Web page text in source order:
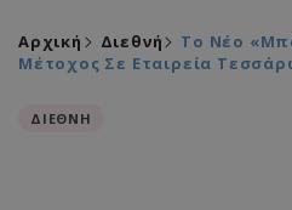
Αρχική Διεθνή
Το Νέο
Μέτοχος Σε Εταιρεία
ΔΙΕΘΝΗ